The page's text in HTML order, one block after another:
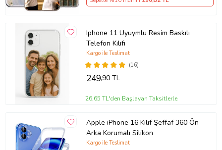
Iphone 11 Uyuymlu Resim Baskılı
Telefon Kılıfı
(16)
Kargo ile Teslimat
249,90 TL
26,65 TL'den Başlayan Taksitlerle
Apple iPhone 16 Kılıf Şeffaf 360 Ön
Arka Korumalı Silikon
Kargo ile Teslimat